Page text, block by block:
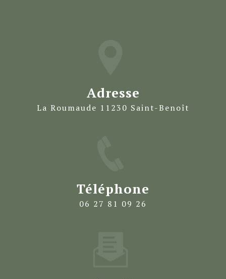
Adresse
La Roumaude 11230 Saint-Benoît
Téléphone
06 27 81 09 26